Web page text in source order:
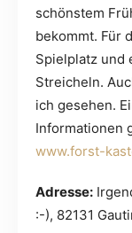
schönstem
bekommt. Für
Spielplatz und
Streicheln.
ich gesehen.
Informationen
www.forst-
Adresse:
:-), 82131